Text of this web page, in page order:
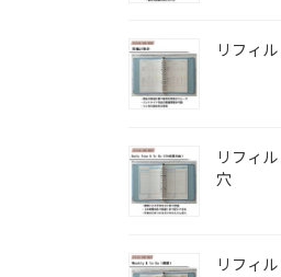
リフィ
リフィ
穴
リフィ